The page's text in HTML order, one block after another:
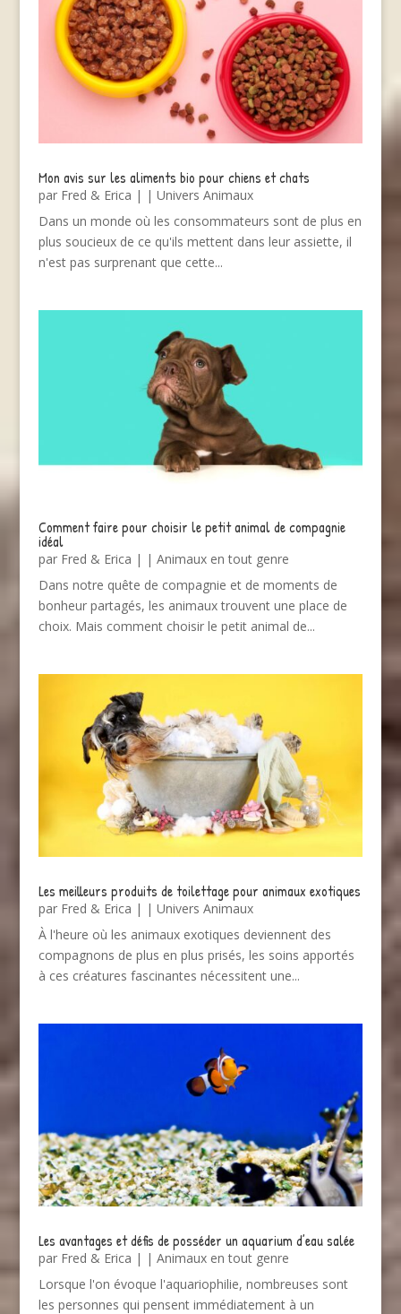
Mon avis sur les aliments bio pour chiens et chats
par Fred & Erica | | Univers Animaux
Dans un monde où les consommateurs sont de plus en
plus soucieux de ce qu'ils mettent dans leur assiette, il
n'est pas surprenant que cette...
Comment faire pour choisir le petit animal de compagnie
idéal
par Fred & Erica | | Animaux en tout genre
Dans notre quête de compagnie et de moments de
bonheur partagés, les animaux trouvent une place de
choix. Mais comment choisir le petit animal de...
Les meilleurs produits de toilettage pour animaux exotiques
par Fred & Erica | | Univers Animaux
À l'heure où les animaux exotiques deviennent des
compagnons de plus en plus prisés, les soins apportés
à ces créatures fascinantes nécessitent une...
Les avantages et défis de posséder un aquarium d’eau salée
par Fred & Erica | | Animaux en tout genre
Lorsque l'on évoque l'aquariophilie, nombreuses sont
les personnes qui pensent immédiatement à un